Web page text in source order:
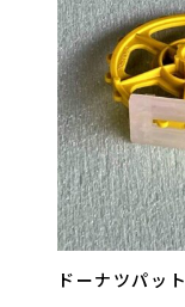
ドーナツパット